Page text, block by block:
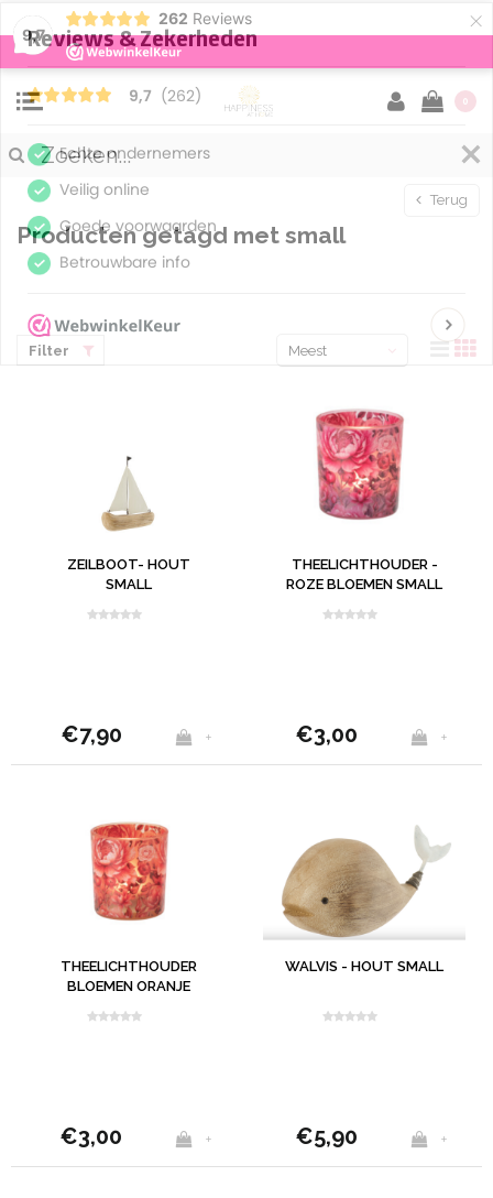
9,7
262 Reviews ×
0
Terug
Producten getagd met small
Filter
Meest
ZEILBOOT- HOUT
SMALL
€7,90 +
THEELICHTHOUDER -
ROZE BLOEMEN SMALL
€3,00 +
THEELICHTHOUDER
BLOEMEN ORANJE
€3,00 +
WALVIS - HOUT SMALL
€5,90 +